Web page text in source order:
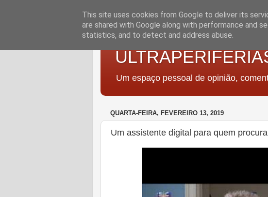
Um espaço pessoal de opinião,
QUARTA-FEIRA, FEVEREIRO 13, 2019
Um assistente digital para quem
This site uses cookies from Google to deliver its
are shared with Google along with performance and
statistics, and to detect and address abuse.